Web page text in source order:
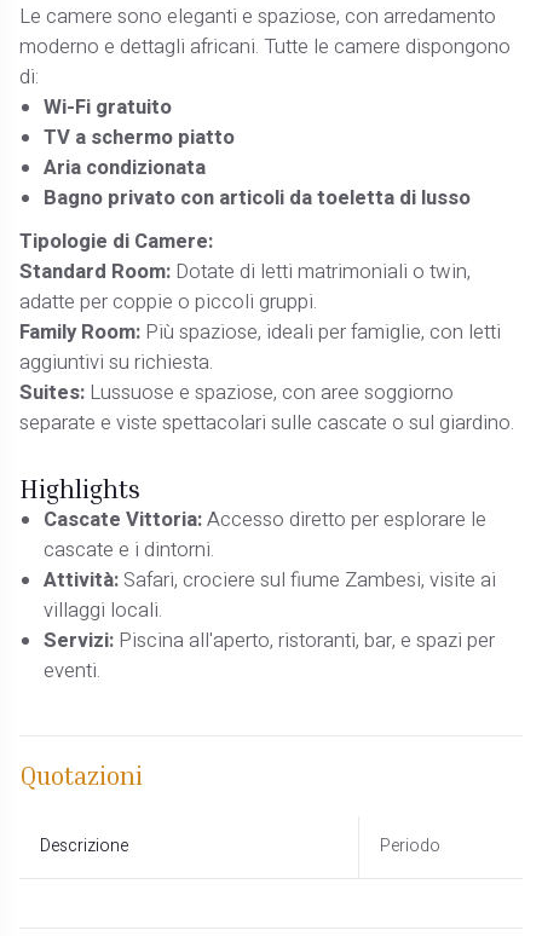
Le camere sono eleganti e spaziose, con arredamento
moderno e dettagli africani. Tutte le camere dispongono
di:
Wi-Fi gratuito
TV a schermo piatto
Aria condizionata
Bagno privato con articoli da toeletta di lusso
Tipologie di Camere:
Standard Room: Dotate di letti matrimoniali o twin,
adatte per coppie o piccoli gruppi.
Family Room: Più spaziose, ideali per famiglie, con letti
aggiuntivi su richiesta.
Suites: Lussuose e spaziose, con aree soggiorno
separate e viste spettacolari sulle cascate o sul giardino.
Highlights
Cascate Vittoria:Accesso diretto per esplorare le
cascate e i dintorni.
Attività: Safari, crociere sul fiume Zambesi, visite ai
villaggi locali.
Servizi: Piscina all'aperto, ristoranti, bar, e spazi per
eventi.
Quotazioni
Descrizione Periodo